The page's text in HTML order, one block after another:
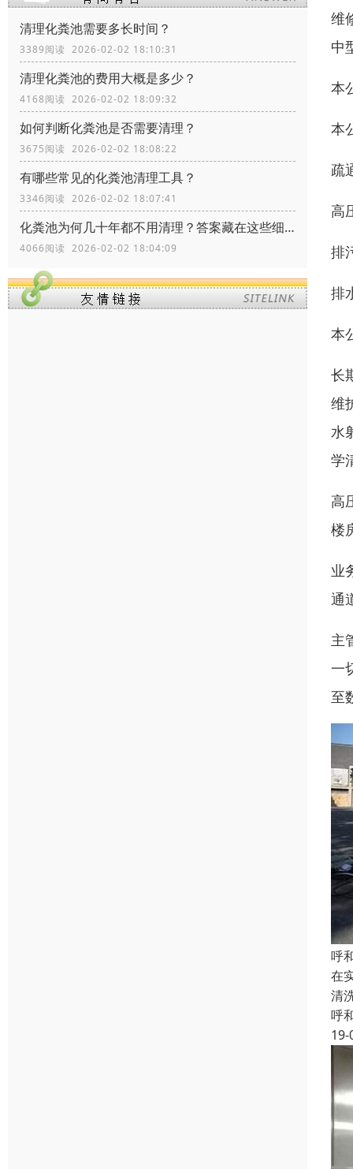
清理化粪池需要多长时间？
3389阅读 2026-02-02 18:10:31
清理化粪池的费用大概是多少？
4168阅读 2026-02-02 18:09:32
如何判断化粪池是否需要清理？
3675阅读 2026-02-02 18:08:22
有哪些常见的化粪池清理工具？
3346阅读 2026-02-02 18:07:41
化粪池为何几十年都不用清理？答案藏在这些细节里！
4066阅读 2026-02-02 18:04:09
维
中
本
本
疏
高
排
排
本
长
维
水
学
高
楼
业
通
主
一
至
呼
在
清
呼
19-